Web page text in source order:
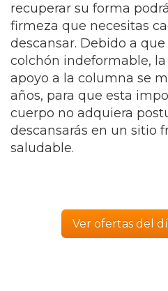
recuperar su forma
firmeza que necesitas
descansar. Debido a
colchón indeformable,
apoyo a la columna se
años, para que esta
cuerpo no adquiera
descansarás en un sitio
saludable.
Ver ofertas del